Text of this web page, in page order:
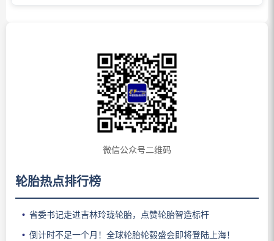
微信公众号二维码
轮胎热点排行榜
省委书记走进吉林玲珑轮胎，点赞轮胎智造标杆
倒计时不足一个月！全球轮胎轮毂盛会即将登陆上海！